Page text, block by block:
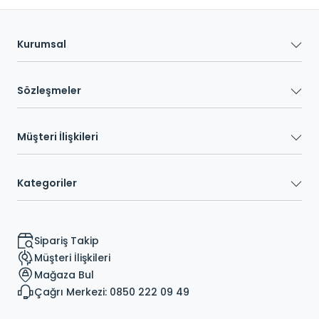
Kurumsal
Sözleşmeler
Müşteri İlişkileri
Kategoriler
Sipariş Takip
Müşteri İlişkileri
Mağaza Bul
Çağrı Merkezi: 0850 222 09 49